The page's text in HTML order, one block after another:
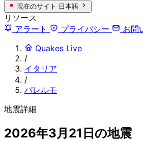
現在のサイト 日本語
リソース
アラート
プライバシー お問
Quakes Live
/
イタリア
/
パレルモ
地震詳細
2026年3月21日の地震